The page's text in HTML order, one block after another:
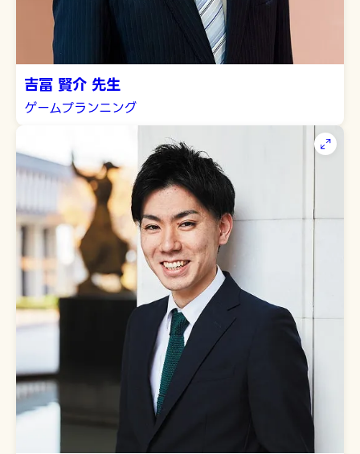
吉冨 賢介 先生
ゲームプランニング